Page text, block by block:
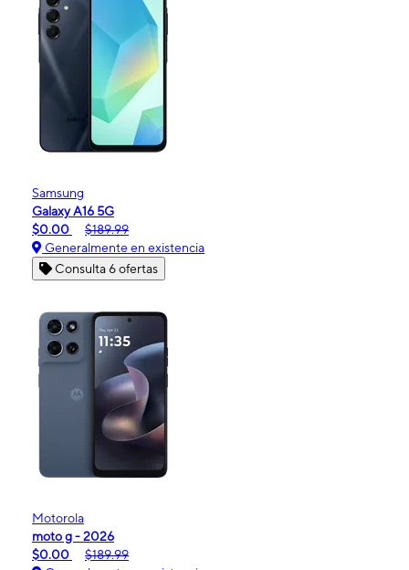
Samsung
Galaxy A16 5G
$0.00
$189.99
Generalmente en existencia
Consulta 6 ofertas
Motorola
moto g - 2026
$0.00
$189.99